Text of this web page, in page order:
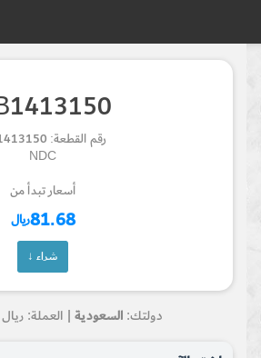
رقم القطعة: CB1413150
NDC
أسعار تبدأ من
81.68ريال
شراء ↓
دولتك: السعودية| العملة:
تم إضافة القطعة
Selected
to Search Page
تم إضافة القطعة
Added to Cart
Checkout